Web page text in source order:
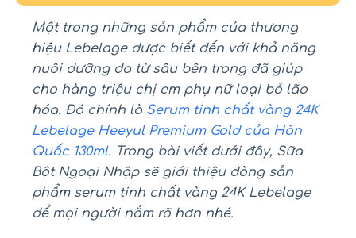
Một trong những sản phẩm của thương
hiệu Lebelage được biết đến với khả năng
nuôi dưỡng da từ sâu bên trong đã giúp
cho hàng triệu chị em phụ nữ loại bỏ lão
hóa. Đó chính là Serum tinh chất vàng 24K
Lebelage Heeyul Premium Gold của Hàn
Quốc 130ml. Trong bài viết dưới đây, Sữa
Bột Ngoại Nhập sẽ giới thiệu dòng sản
phẩm serum tinh chất vàng 24K Lebelage
để mọi người nắm rõ hơn nhé.